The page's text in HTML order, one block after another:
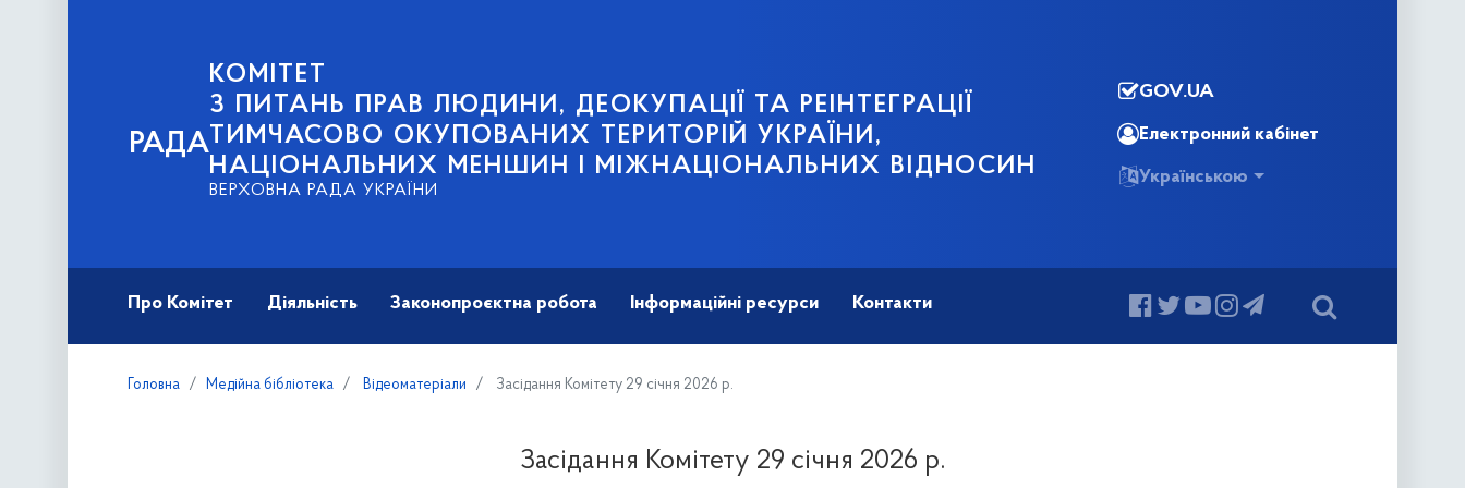
РАДА
КОМІТЕТ
З ПИТАНЬ ПРАВ ЛЮДИНИ, ДЕОКУПАЦІЇ ТА РЕІНТЕГРАЦІЇ
ТИМЧАСОВО ОКУПОВАНИХ ТЕРИТОРІЙ УКРАЇНИ,
НАЦІОНАЛЬНИХ МЕНШИН І МІЖНАЦІОНАЛЬНИХ ВІДНОСИН
ВЕРХОВНА РАДА УКРАЇНИ
GOV.UA
Електронний кабінет
Українською
Про Комітет Діяльність Законопроєктна робота Інформаційні ресурси Контакти
Головна Медійна бібліотека Відеоматеріали Засідання Комітету 29 січня 2026 р.
Засідання Комітету 29 січня 2026 р.